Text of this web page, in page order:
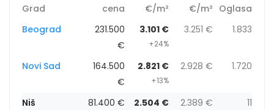
Grad
cena
€/m²
€/m² Oglasa
Beograd
231.500
€
3.101 €
+24%
3.251 € 1.833
Novi Sad
164.500
€
2.821 €
+13%
2.928 € 1.720
Niš 81.400 € 2.504 € 2.389 € 11